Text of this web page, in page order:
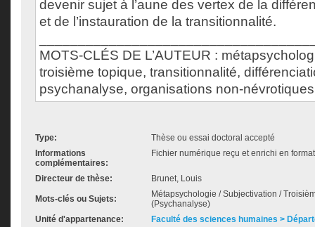
devenir sujet à l’aune des vertex de la
et de l’instauration de la transitionnalité.
MOTS-CLÉS DE L’AUTEUR :
troisième topique, transitionnalité,
psychanalyse, organisations non-
Type:
Thèse ou essai doctoral accepté
Informations
complémentaires:
Fichier numérique reçu et enrichi en
Directeur de thèse: Brunet, Louis
Mots-clés ou Sujets:
Métapsychologie / Subjectivation /
(Psychanalyse)
Unité d'appartenance:
Faculté des sciences humaines >